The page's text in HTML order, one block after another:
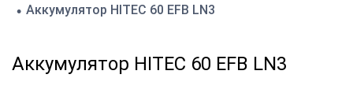
• Аккумулятор HITEC 60 EFB LN3
Аккумулятор HITEC 60 EFB LN3